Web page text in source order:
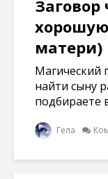
матери)
Магический
найти сыну
подбираете
Гела